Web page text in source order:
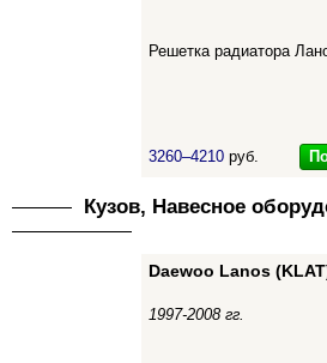
Решетка радиатора
3260–4210 руб.
Кузов, Навесное
Daewoo Lanos
1997-2008 гг.